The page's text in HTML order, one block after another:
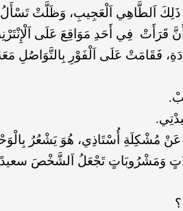
اَلطَّاهِي اَلْعَجِيبِ، وَظَلَّتْ
أَنَّ قَرَأَتْ فِي أَحَدِ مَوَاقِعَ عَلَى
فَقَامَتْ عَلَى اَلْفَوْرِ بِالتَّوَاصُلِ
مُشْكِلَةِ أُسْتَاذِي، هُوَ يَشْعُرُ
وَمَشْرُوبَاتٍ تَجْعَلُ اَلشَّخْصَ